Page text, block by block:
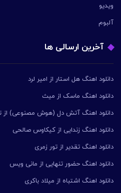
ویدیو
آلبوم
آخرین ارسالی ها
دانلود اهنگ هل استار از امیر لرد
دانلود اهنگ ماسک از میث
دانلود اهنگ آتش دل (هوش مصنوعی) از
دانلود اهنگ زندایی از کیکاوس صالحی
دانلود اهنگ تقدیر از تور زمری
دانلود اهنگ حضور تنهایی از مانی ویس
دانلود اهنگ اشتباه از میلاد باکری